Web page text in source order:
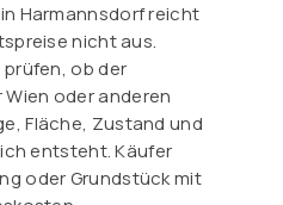
Harmannsdorf reicht
nicht aus.
ob der
oder anderen
Fläche, Zustand und
entsteht. Käufer
oder Grundstück mit